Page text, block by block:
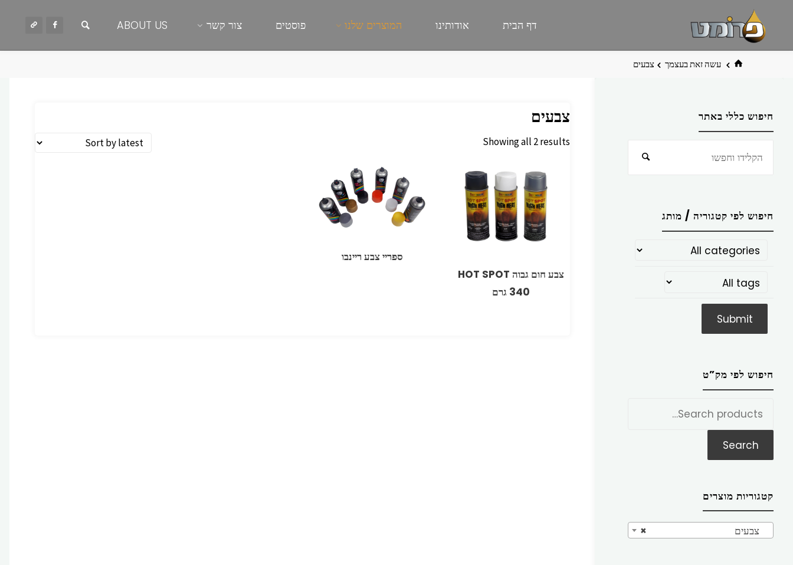
דף הבית אודותינו המוצרים שלנו פוסטים צור קשר ABOUT US
בית עשה זאת בעצמך צבעים
צבעים
Showing all 2 results
צבע חום גבוה ‏HOT SPOT
ספריי צבע ריינבו
חיפוש כללי באתר
חיפוש
חיפוש לפי קטגוריה / מותג
חיפוש לפי מק”ט
Search
קטגוריות מוצרים
× צבעים